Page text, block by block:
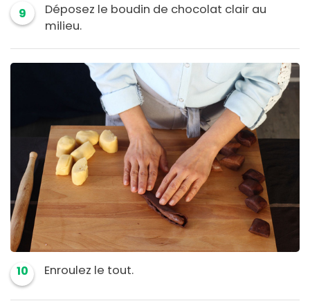
9
Déposez le boudin de chocolat clair au
milieu.
10 Enroulez le tout.